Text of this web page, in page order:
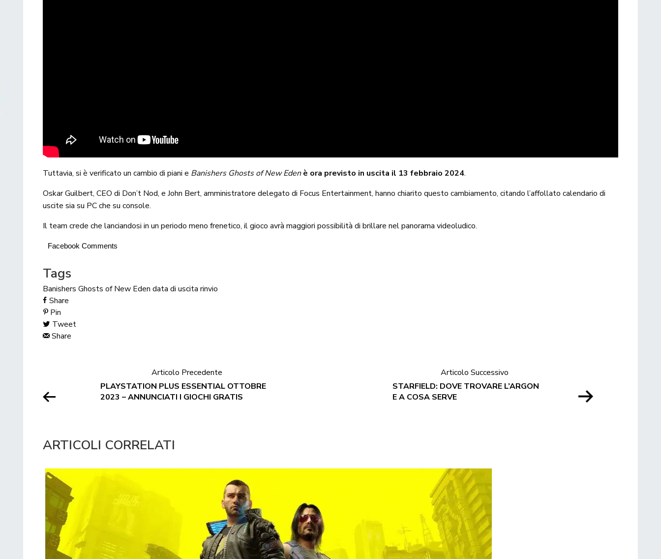
Tuttavia, si è verificato un cambio di piani e Banishers Ghosts of New Eden è ora previsto in uscita il 13 febbraio 2024.
Oskar Guilbert, CEO di Don’t Nod, e John Bert, amministratore delegato di Focus Entertainment, hanno chiarito questo cambiamento, citando l’affollato calendario di
uscite sia su PC che su console.
Il team crede che lanciandosi in un periodo meno frenetico, il gioco avrà maggiori possibilità di brillare nel panorama videoludico.
Facebook Comments
Tags
Banishers Ghosts of New Eden data di uscita rinvio
Share
Pin
Tweet
Share
Articolo Precedente
PLAYSTATION PLUS ESSENTIAL OTTOBRE
2023 – ANNUNCIATI I GIOCHI GRATIS
Articolo Successivo
STARFIELD: DOVE TROVARE L’ARGON
E A COSA SERVE
ARTICOLI CORRELATI